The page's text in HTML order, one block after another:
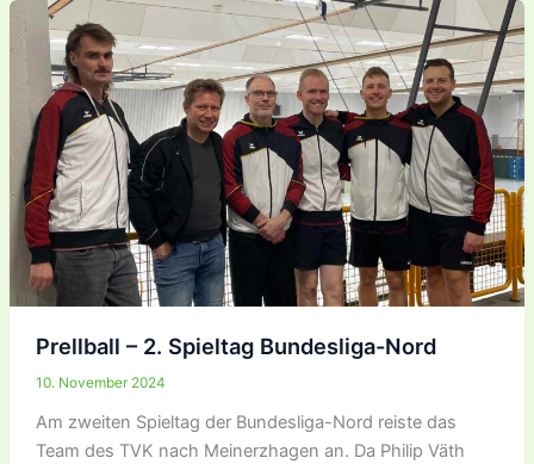
Prellball – 2. Spieltag Bundesliga-Nord
10. November 2024
Am zweiten Spieltag der Bundesliga-Nord reiste das
Team des TVK nach Meinerzhagen an. Da Philip Väth